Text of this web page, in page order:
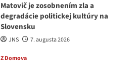
Matovič je zosobnením zla a
degradácie politickej kultúry na
Slovensku
JNS 7. augusta 2026
Z Domova